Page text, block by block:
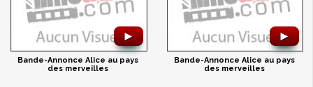
►
Bande-Annonce Alice au pays
des merveilles
►
Bande-Annonce Alice au pays
des merveilles